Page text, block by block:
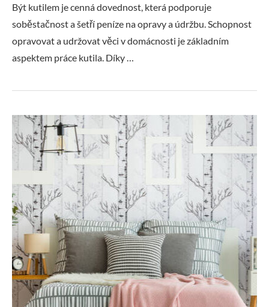
Být kutilem je cenná dovednost, která podporuje
soběstačnost a šetří peníze na opravy a údržbu. Schopnost
opravovat a udržovat věci v domácnosti je základním
aspektem práce kutila. Díky …